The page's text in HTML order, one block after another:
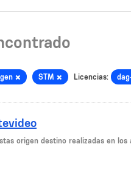
STM Licencias:
origen destino realizadas en